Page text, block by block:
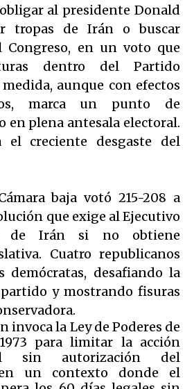
al presidente Donald
tropas de Irán o buscar
Congreso, en un voto que
dentro del Partido
aunque con efectos
marca un punto de
plena antesala electoral.
el creciente desgaste del
baja votó 215-208 a
que exige al Ejecutivo
de Irán si no obtiene
Cuatro republicanos
demócratas, desafiando la
y mostrando fisuras
invoca la Ley de Poderes de
para limitar la acción
sin autorización del
en un contexto donde el